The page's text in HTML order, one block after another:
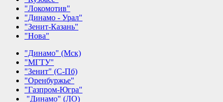
"Локомотив"
"Динамо - Урал"
"Зенит-Казань"
"Нова"
"Динамо" (Мск)
"МГТУ"
"Зенит" (С-Пб)
"Оренбуржье"
"Газпром-Югра"
"Динамо" (ЛО)